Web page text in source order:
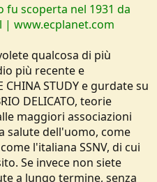
fu scoperta nel 1931 da
| www.ecplanet.com
qualcosa di più
più recente e
STUDY e gurdate su
DELICATO, teorie
maggiori associazioni
salute dell'uomo, come
l'italiana SSNV, di cui
Se invece non siete
a lungo termine, senza